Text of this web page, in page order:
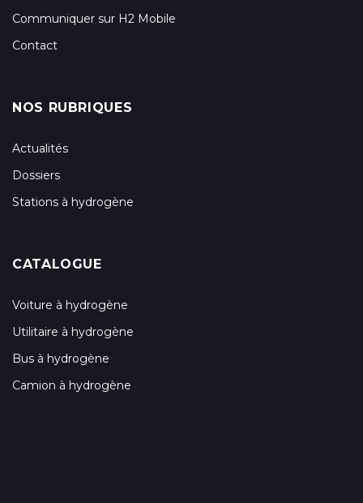
Communiquer sur H2 Mobile
Contact
NOS RUBRIQUES
Actualités
Dossiers
Stations à hydrogène
CATALOGUE
Voiture à hydrogène
Utilitaire à hydrogène
Bus à hydrogène
Camion à hydrogène